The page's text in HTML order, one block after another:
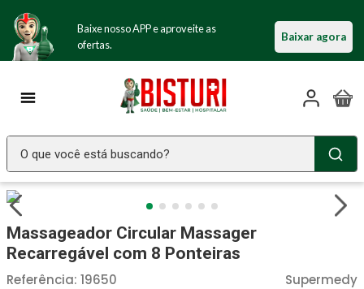
Baixe nosso APP e aproveite as
ofertas.
Baixar agora
O que você está buscando?
Massageador Circular Massager
Recarregável com 8 Ponteiras
Supermedy
Referência: 19650
2º Fralda Geriatrica
3º Luva Latex